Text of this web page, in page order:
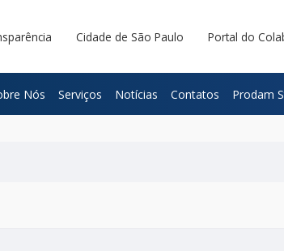
Cidade de São Paulo Portal do
Nós Serviços Notícias Contatos Prodam